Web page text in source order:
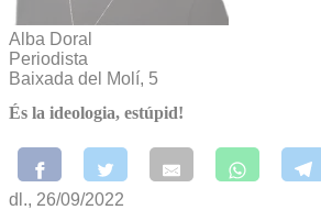
Alba Doral
Periodista
Baixada del Molí, 5
És la ideologia, estúpid!
dl., 26/09/2022